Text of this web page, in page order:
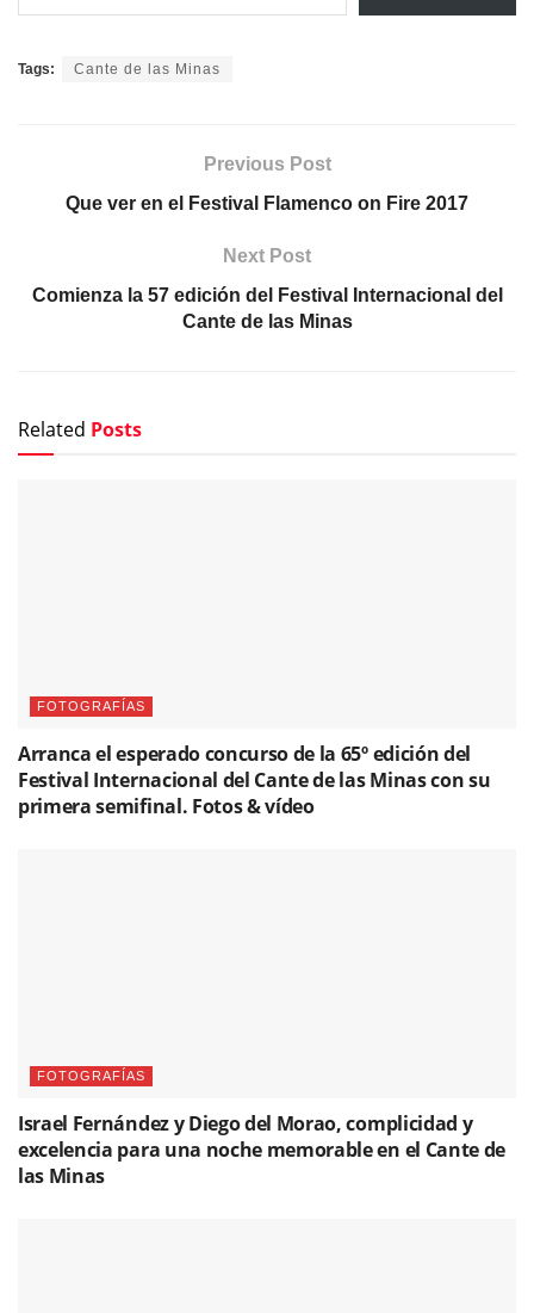
Tags: Cante de las Minas
Previous Post
Que ver en el Festival Flamenco on Fire 2017
Next Post
Comienza la 57 edición del Festival Internacional del
Cante de las Minas
Related Posts
FOTOGRAFÍAS
Arranca el esperado concurso de la 65º edición del
Festival Internacional del Cante de las Minas con su
primera semifinal. Fotos & vídeo
FOTOGRAFÍAS
Israel Fernández y Diego del Morao, complicidad y
excelencia para una noche memorable en el Cante de
las Minas